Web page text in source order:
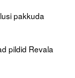
pakkuda
pildid Revala